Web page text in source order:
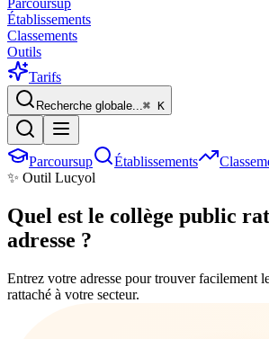
Parcoursup
Établissements
Classements
Outils
Tarifs
Recherche globale...⌘ K
Parcoursup Établissements
✨ Outil Lucyol
Quel est le collège public
adresse ?
Entrez votre adresse pour trouver facilement
rattaché à votre secteur.